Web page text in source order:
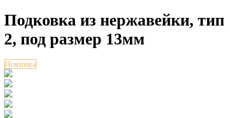
Подковка из нержавейки, тип
2, под размер 13мм
Новинка